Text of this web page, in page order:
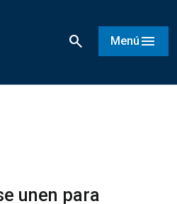
search Menú menu
unen para